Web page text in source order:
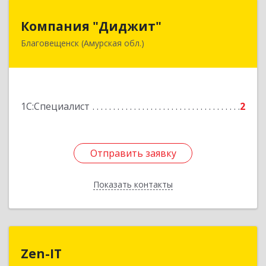
Компания "Диджит"
Благовещенск (Амурская обл.)
1С:Специалист 2
Отправить заявку
Показать контакты
675000, Амурская обл, Благовещенск г, Зейская
Отправить заявку
Назад
Zen-IT